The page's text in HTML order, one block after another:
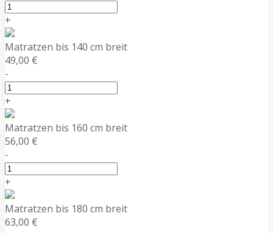
+
Matratzen bis 140 cm breit
49,00 €
-
+
Matratzen bis 160 cm breit
56,00 €
-
+
Matratzen bis 180 cm breit
63,00 €